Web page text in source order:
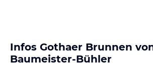
Infos Gothaer Brunnen
Baumeister-Bühler